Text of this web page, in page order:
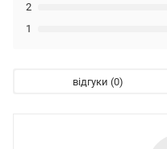
1
2
відгуки